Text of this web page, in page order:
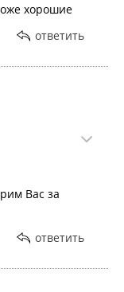
хорошие
ответить
Вас за
ответить